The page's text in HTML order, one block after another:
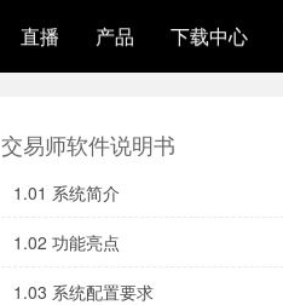
直播 产品 下载中心
交易师软件说明书
1.01 系统简介
1.02 功能亮点
1.03 系统配置要求